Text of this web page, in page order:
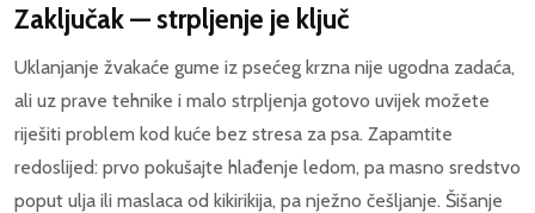
Zaključak — strpljenje je ključ
Uklanjanje žvakaće gume iz psećeg krzna nije ugodna zadaća,
ali uz prave tehnike i malo strpljenja gotovo uvijek možete
riješiti problem kod kuće bez stresa za psa. Zapamtite
redoslijed: prvo pokušajte hlađenje ledom, pa masno sredstvo
poput ulja ili maslaca od kikirikija, pa nježno češljanje. Šišanje